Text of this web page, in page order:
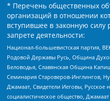
* Перечень общественных
организаций в отношении
вступившее в законную
запрете деятельности:
Национал-большевистская партия,
Родовой Державы Русь, Община
Беловодья, Славянская Община
Семинария Староверов-Инглингов,
Джамаат, Свидетели Иеговы, Русское
социалистическое общество,